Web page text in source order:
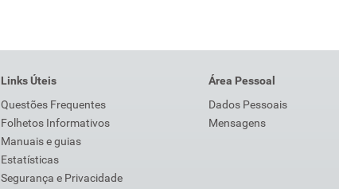
Links Úteis
Questões Frequentes
Folhetos Informativos
Manuais e guias
Estatísticas
Segurança e Privacidade
Área Pessoal
Dados Pessoais
Mensagens